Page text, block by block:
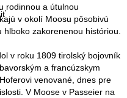
rodinnou a útulnou
v okolí Moosu pôsobivú
zakorenenou históriou.
v roku 1809 tirolský bojovník
a francúzskym
venované, dnes pre
V Moose v Passeier na